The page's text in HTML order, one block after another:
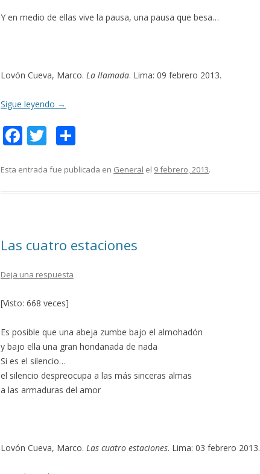
Y en medio de ellas vive la pausa, una pausa que besa…
Lovón Cueva, Marco. La llamada. Lima: 09 febrero 2013.
Sigue leyendo →
F
e
k
T
itt m
r
Esta entrada fue publicada en General el 9 febrero, 2013.
Las cuatro estaciones
Deja una respuesta
[Visto: 668 veces]
Es posible que una abeja zumbe bajo el almohadón
y bajo ella una gran hondanada de nada
Si es el silencio…
el silencio despreocupa a las más sinceras almas
a las armaduras del amor
Lovón Cueva, Marco. Las cuatro estaciones. Lima: 03 febrero 2013.